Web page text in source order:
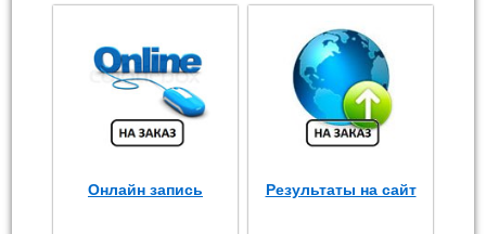
Онлайн запись Результаты на сайт